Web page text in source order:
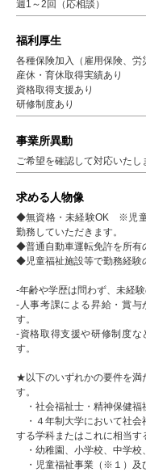
週1～2回（応相談）
福利厚生
各種保険加入（雇用保険、労
産休・育休取得実績あり
資格取得支援あり
研修制度あり
事業所異動
ご希望を確認して対応いたし
求める人物像
◆無資格・未経験OK ※児童
勤務していただきます。
◆普通自動車運転免許を所有
◆児童福祉施設等で勤務経験
-年齢や学歴は問わず、未経
-人事考課による昇給・賞与
す。
-資格取得支援や研修制度な
す。
★以下のいずれかの要件を満
す。
・社会福祉士・精神保健福
・４年制大学において社会
する学科またはこれに相当
・幼稚園、小学校、中学校
・児童福祉事業（※１）及